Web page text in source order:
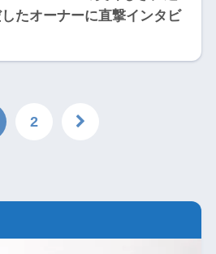
たオーナーに直撃インタビ
2